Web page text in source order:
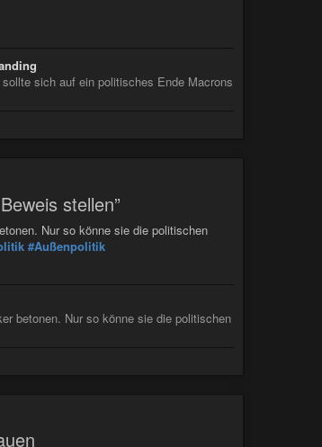
sich auf ein politisches Ende Macrons
stellen”
Nur so könne sie die politischen
#Außenpolitik
betonen. Nur so könne sie die politischen